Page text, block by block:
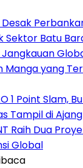
Desak
Batu
Manga yang
1 Point Slam,
Tampil di
Raih Dua
Global